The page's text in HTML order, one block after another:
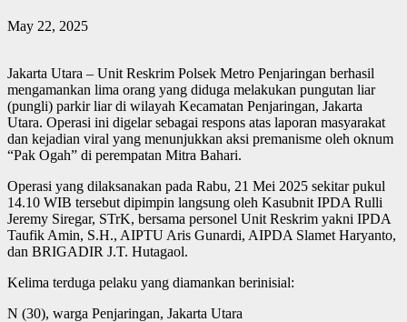
May 22, 2025
Jakarta Utara – Unit Reskrim Polsek Metro Penjaringan berhasil
mengamankan lima orang yang diduga melakukan pungutan liar
(pungli) parkir liar di wilayah Kecamatan Penjaringan, Jakarta
Utara. Operasi ini digelar sebagai respons atas laporan masyarakat
dan kejadian viral yang menunjukkan aksi premanisme oleh oknum
“Pak Ogah” di perempatan Mitra Bahari.
Operasi yang dilaksanakan pada Rabu, 21 Mei 2025 sekitar pukul
14.10 WIB tersebut dipimpin langsung oleh Kasubnit IPDA Rulli
Jeremy Siregar, STrK, bersama personel Unit Reskrim yakni IPDA
Taufik Amin, S.H., AIPTU Aris Gunardi, AIPDA Slamet Haryanto,
dan BRIGADIR J.T. Hutagaol.
Kelima terduga pelaku yang diamankan berinisial:
N (30), warga Penjaringan, Jakarta Utara